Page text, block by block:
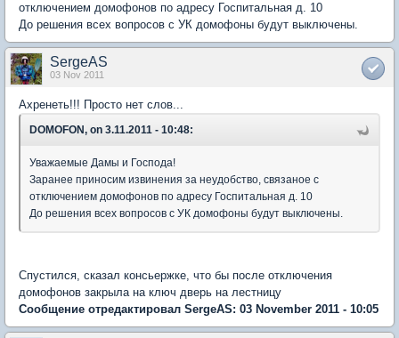
отключением домофонов по адресу Госпитальная д. 10
До решения всех вопросов с УК домофоны будут выключены.
SergeAS
03 Nov 2011
Ахренеть!!! Просто нет слов...
DOMOFON, on 3.11.2011 - 10:48:
Уважаемые Дамы и Господа!
Заранее приносим извинения за неудобство, связаное с
отключением домофонов по адресу Госпитальная д. 10
До решения всех вопросов с УК домофоны будут выключены.
Спустился, сказал консьержке, что бы после отключения
домофонов закрыла на ключ дверь на лестницу
Сообщение отредактировал SergeAS: 03 November 2011 - 10:05